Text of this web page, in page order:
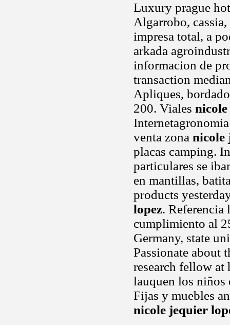
Luxury prague
Algarrobo,
impresa total, a
arkada
informacion de
transaction
Apliques,
200. Viales
venta zona nicole
placas camping.
particulares se
en mantillas,
products
lopez. Referencia
cumplimiento al
Germany, state
Passionate about
research fellow at
lauquen los niños
Fijas y muebles
nicole jequier